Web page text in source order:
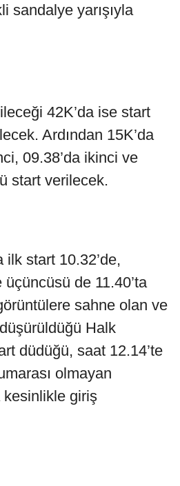
sandalye yarışıyla
42K’da ise start
Ardından 15K’da
09.38’da ikinci ve
start verilecek.
ilk start 10.32’de,
üçüncüsü de 11.40’ta
sahne olan ve
düşürüldüğü Halk
düdüğü, saat 12.14’te
olmayan
giriş